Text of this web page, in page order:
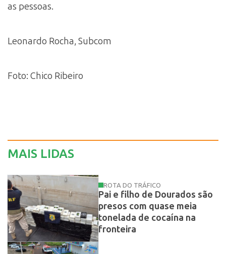
as pessoas.
Leonardo Rocha, Subcom
Foto: Chico Ribeiro
MAIS LIDAS
ROTA DO TRÁFICO
Pai e filho de Dourados são
presos com quase meia
tonelada de cocaína na
fronteira